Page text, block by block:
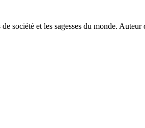
société et les sagesses du monde. Auteur